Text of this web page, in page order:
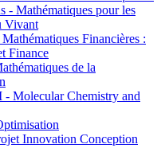
- Mathématiques pour les
Vivant
Financières :
Finance
de la
Molecular Chemistry and
Innovation Conception